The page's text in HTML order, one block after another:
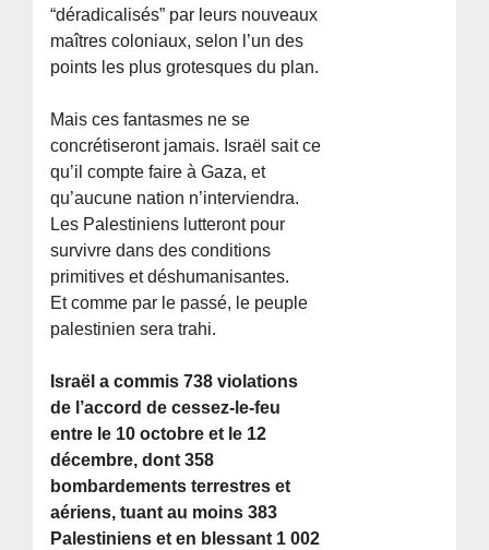
“déradicalisés” par leurs nouveaux
maîtres coloniaux, selon l’un des
points les plus grotesques du plan.
Mais ces fantasmes ne se
concrétiseront jamais. Israël sait ce
qu’il compte faire à Gaza, et
qu’aucune nation n’interviendra.
Les Palestiniens lutteront pour
survivre dans des conditions
primitives et déshumanisantes.
Et comme par le passé, le peuple
palestinien sera trahi.
Israël a commis 738 violations
de l’accord de cessez-le-feu
entre le 10 octobre et le 12
décembre, dont 358
bombardements terrestres et
aériens, tuant au moins 383
Palestiniens et en blessant 1 002